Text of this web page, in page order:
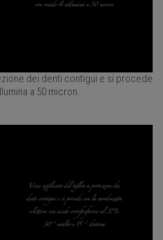
dei denti contigui e si procede
a 50 micron.